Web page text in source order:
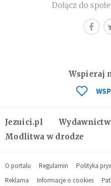
Dołącz do
Jezuici.pl
Modlitwa w drodze
Wspieraj
O portalu Regulamin Polityka
Reklama
Informacje o cookies